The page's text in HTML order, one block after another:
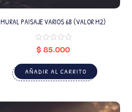
MURAL PAISAJE VARIOS 68 (VALOR M2)
$85.000
AÑADIR AL CARRITO